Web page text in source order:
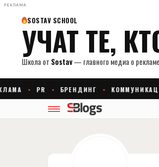
РЕКЛАМА